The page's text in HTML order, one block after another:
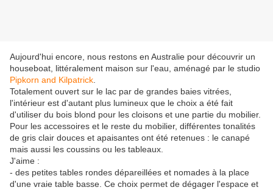
Aujourd'hui encore, nous restons en Australie pour découvrir un
houseboat, littéralement maison sur l'eau, aménagé par le studio
Pipkorn and Kilpatrick
Totalement ouvert sur le lac par de grandes baies vitrées,
l'intérieur est d'autant plus lumineux que le choix a été fait
d'utiliser du bois blond pour les cloisons et une partie du mobilier.
Pour les accessoires et le reste du mobilier, différentes tonalités
de gris clair douces et apaisantes ont été retenues : le canapé
mais aussi les coussins ou les tableaux.
J'aime :
- des petites tables rondes dépareillées et nomades à la place
d'une vraie table basse. Ce choix permet de dégager l'espace et